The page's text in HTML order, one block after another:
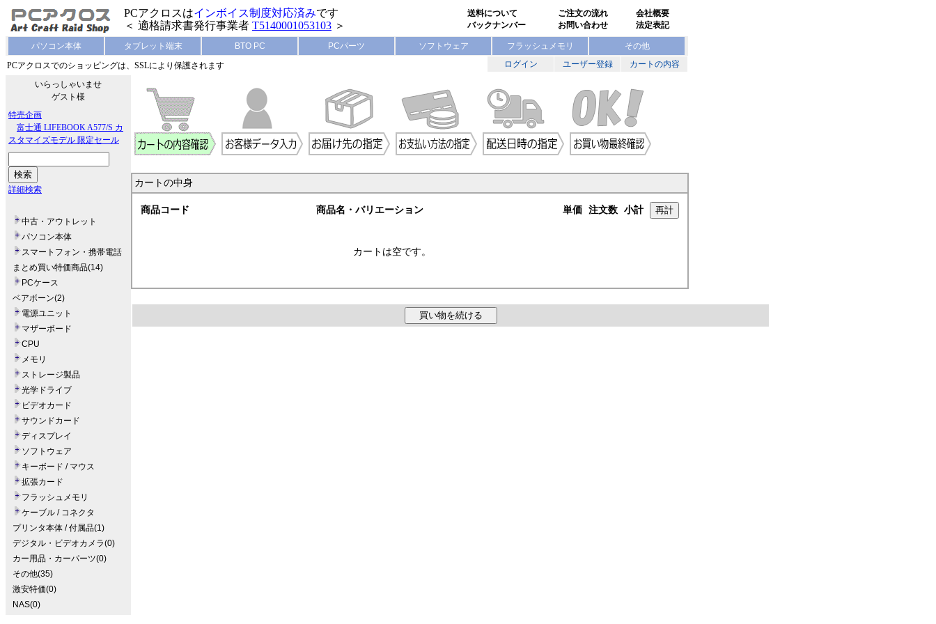
PCアクロスはインボイス制度対応済みです
＜ 適格請求書発行事業者 T5140001053103 ＞
送料について
バックナンバー
ご注文の流れ
お問い合わせ
会社概要
法定表記
パソコン本体 タブレット端末 BTO PC PCパーツ ソフトウェア フラッシュメモリ
その他
PCアクロスでのショッピングは、SSLにより保護されます
ログイン ユーザー登録 カートの内容
いらっしゃいませ
ゲスト様
特売企画
富士通 LIFEBOOK A577/S カ
スタマイズモデル 限定セール
詳細検索
中古・アウトレット
パソコン本体
スマートフォン・携帯電話
まとめ買い特価商品(14)
PCケース
ベアボーン(2)
電源ユニット
マザーボード
CPU
メモリ
ストレージ製品
光学ドライブ
ビデオカード
サウンドカード
ディスプレイ
ソフトウェア
キーボード / マウス
拡張カード
フラッシュメモリ
ケーブル / コネクタ
プリンタ本体 / 付属品(1)
デジタル・ビデオカメラ(0)
カー用品・カーパーツ(0)
その他(35)
激安特価(0)
NAS(0)
カートの中身
商品コード 商品名・バリエーション 単価 注文数 小計
カートは空です。